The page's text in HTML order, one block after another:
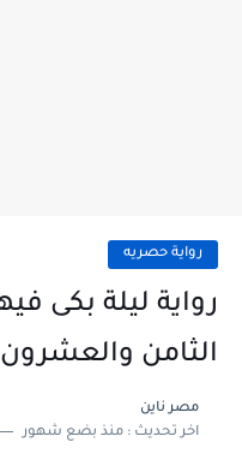
رواية حصريه
رواية ليلة بكى
الثامن والعشرون 28 بقلم محمد طه
مصر ناين
اخر تحديث :منذ بضع شهور